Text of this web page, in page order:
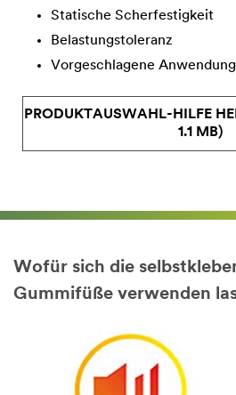
Statische Scherfestigkeit
Belastungstoleranz
Vorgeschlagene
PRODUKTAUSWAHL-HILFE
1.1 MB)
Wofür sich die
Gummifüße verwenden